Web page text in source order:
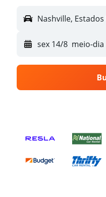
Nashville,
sex 14/8 meio-dia